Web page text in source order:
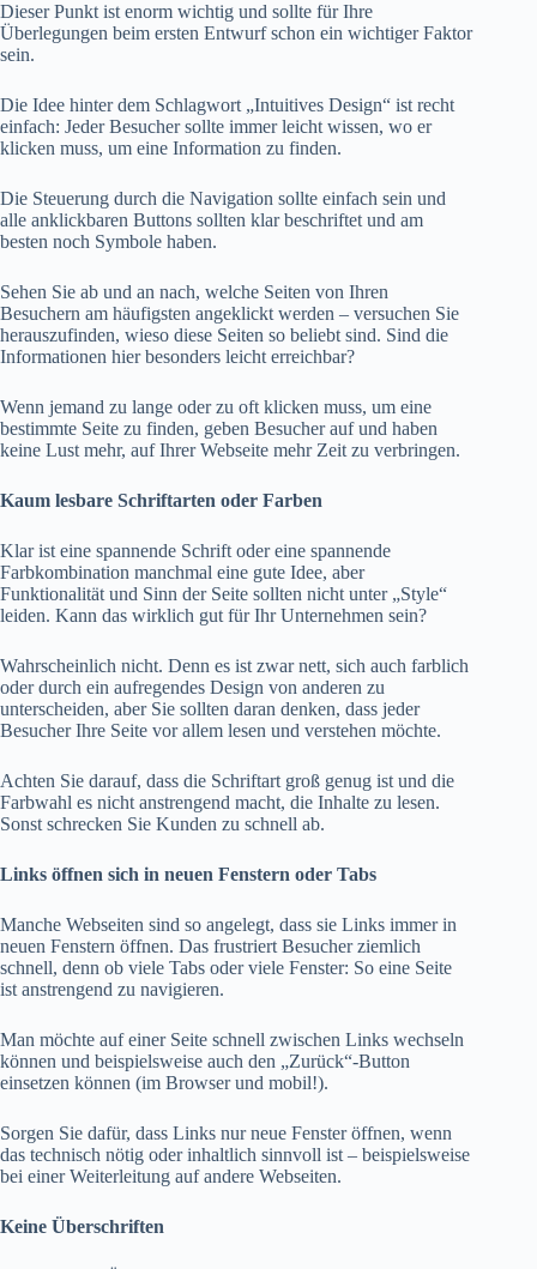
Dieser Punkt ist enorm wichtig und sollte für Ihre
Überlegungen beim ersten Entwurf schon ein wichtiger Faktor
sein.
Die Idee hinter dem Schlagwort „Intuitives Design“ ist recht
einfach: Jeder Besucher sollte immer leicht wissen, wo er
klicken muss, um eine Information zu finden.
Die Steuerung durch die Navigation sollte einfach sein und
alle anklickbaren Buttons sollten klar beschriftet und am
besten noch Symbole haben.
Sehen Sie ab und an nach, welche Seiten von Ihren
Besuchern am häufigsten angeklickt werden – versuchen Sie
herauszufinden, wieso diese Seiten so beliebt sind. Sind die
Informationen hier besonders leicht erreichbar?
Wenn jemand zu lange oder zu oft klicken muss, um eine
bestimmte Seite zu finden, geben Besucher auf und haben
keine Lust mehr, auf Ihrer Webseite mehr Zeit zu verbringen.
Kaum lesbare Schriftarten oder Farben
Klar ist eine spannende Schrift oder eine spannende
Farbkombination manchmal eine gute Idee, aber
Funktionalität und Sinn der Seite sollten nicht unter „Style“
leiden. Kann das wirklich gut für Ihr Unternehmen sein?
Wahrscheinlich nicht. Denn es ist zwar nett, sich auch farblich
oder durch ein aufregendes Design von anderen zu
unterscheiden, aber Sie sollten daran denken, dass jeder
Besucher Ihre Seite vor allem lesen und verstehen möchte.
Achten Sie darauf, dass die Schriftart groß genug ist und die
Farbwahl es nicht anstrengend macht, die Inhalte zu lesen.
Sonst schrecken Sie Kunden zu schnell ab.
Links öffnen sich in neuen Fenstern oder Tabs
Manche Webseiten sind so angelegt, dass sie Links immer in
neuen Fenstern öffnen. Das frustriert Besucher ziemlich
schnell, denn ob viele Tabs oder viele Fenster: So eine Seite
ist anstrengend zu navigieren.
Man möchte auf einer Seite schnell zwischen Links wechseln
können und beispielsweise auch den „Zurück“-Button
einsetzen können (im Browser und mobil!).
Sorgen Sie dafür, dass Links nur neue Fenster öffnen, wenn
das technisch nötig oder inhaltlich sinnvoll ist – beispielsweise
bei einer Weiterleitung auf andere Webseiten.
Keine Überschriften